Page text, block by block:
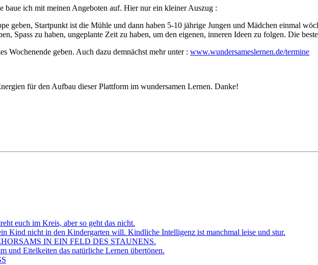
baue ich mit meinen Angeboten auf. Hier nur ein kleiner Auszug :
geben, Startpunkt ist die Mühle und dann haben 5-10 jährige Jungen und Mädchen einmal
Spass zu haben, ungeplante Zeit zu haben, um den eigenen, inneren Ideen zu folgen. Die
Wochenende geben. Auch dazu demnächst mehr unter : www.wundersameslernen.de/termine
für den Aufbau dieser Plattform im wundersamen Lernen. Danke!
euch im Kreis, aber so geht das nicht.
Kind nicht in den Kindergarten will. Kindliche Intelligenz ist manchmal leise und stur.
IN EIN FELD DES STAUNENS.
und Eitelkeiten das natürliche Lernen übertönen.